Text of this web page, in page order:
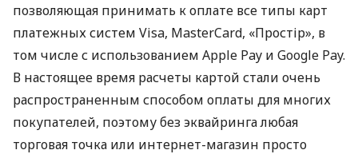
позволяющая принимать к оплате все типы карт
платежных систем Visa, MasterCard, «Простір», в
том числе с использованием Apple Pay и Google Pay.
В настоящее время расчеты картой стали очень
распространенным способом оплаты для многих
покупателей, поэтому без эквайринга любая
торговая точка или интернет-магазин просто